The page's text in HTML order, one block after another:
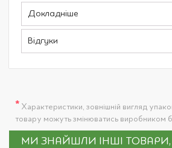
Докладніше
Відгуки
* Характеристики, зовнішній вигляд
товару можуть змінюватись виробником
МИ ЗНАЙШЛИ ІНШІ